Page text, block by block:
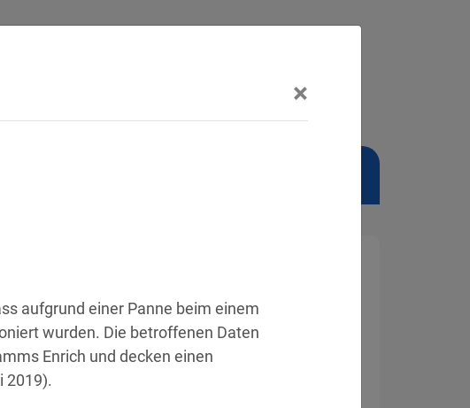
×
aufgrund einer Panne beim einem
wurden. Die betroffenen Daten
Enrich und decken einen
2019).